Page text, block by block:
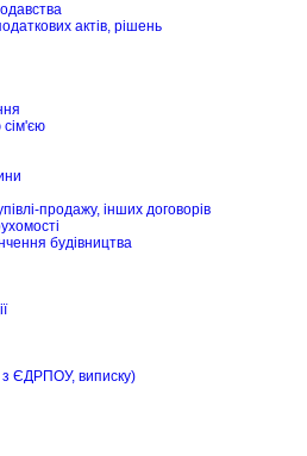
актів, рішень
продажу, інших договорів
будівництва
з ЄДРПОУ, виписку)